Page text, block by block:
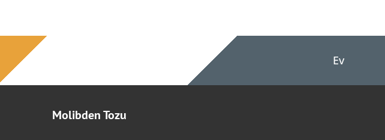
Ev
Molibden Tozu